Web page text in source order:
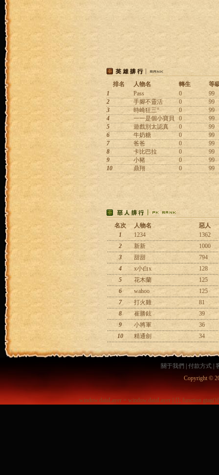
排名 人物名 轉生
等
1
Pass 0
99
2
手腳不靈活 0
99
3
時崎狂三° 0
99
4
一一是個小寶貝 0
99
5
遊戲別太認真 0
99
6
牛奶糖 0
99
7
爸爸 0
99
8
卡比巴拉 0
99
9
小豬 0
99
10
鼎翔 0 99
名次 人物名
惡人
1
1234
1362
2
新新
1000
3
甜甜
794
4
x小白x
128
5
花木蘭
125
6
wahoo
125
7
打火雞
81
8
崔勝鉉
39
9
小將軍
36
10
精通劍 34
關于我們 付款方式
Copyright ©
window.dataLayer = window.dataLayer || []; function